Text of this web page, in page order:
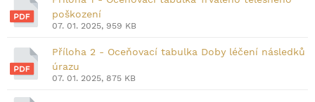
poškození
07. 01. 2025, 959 KB
Příloha 2 - Oceňovací tabulka Doby léčení následků
úrazu
07. 01. 2025, 875 KB